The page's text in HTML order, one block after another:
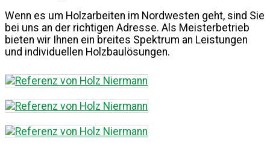
Wenn es um Holzarbeiten im Nordwesten geht, sind Sie
bei uns an der richtigen Adresse. Als Meisterbetrieb
bieten wir Ihnen ein breites Spektrum an Leistungen
und individuellen Holzbaulösungen.